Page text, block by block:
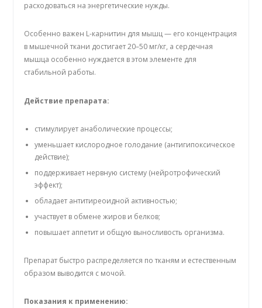
расходоваться на энергетические нужды.
Особенно важен L-карнитин для мышц — его концентрация
в мышечной ткани достигает 20–50 мг/кг, а сердечная
мышца особенно нуждается в этом элементе для
стабильной работы.
Действие препарата:
стимулирует анаболические процессы;
уменьшает кислородное голодание (антигипоксическое
действие);
поддерживает нервную систему (нейротрофический
эффект);
обладает антитиреоидной активностью;
участвует в обмене жиров и белков;
повышает аппетит и общую выносливость организма.
Препарат быстро распределяется по тканям и естественным
образом выводится с мочой.
Показания к применению: